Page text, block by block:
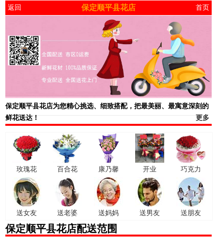
返回 保定顺平县花店 首页
保定顺平县花店为您精心挑选、细致搭配，把最美丽、最寓意深刻的
鲜花送达！
更多
玫瑰花 百合花 康乃馨 开业 巧克力
送女友 送老婆 送妈妈 送男友 送朋友
保定顺平县花店配送范围